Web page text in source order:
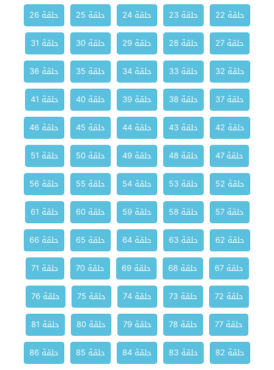
حلقة 22
حلقة 23 حلقة 24 حلقة 25
حلقة 26
حلقة 27
حلقة 28 حلقة 29 حلقة 30
حلقة 31
حلقة 32
حلقة 33 حلقة 34 حلقة 35
حلقة 36
حلقة 37
حلقة 38 حلقة 39 حلقة 40
حلقة 41
حلقة 42
حلقة 43 حلقة 44 حلقة 45
حلقة 46
حلقة 47
حلقة 48 حلقة 49 حلقة 50
حلقة 51
حلقة 52
حلقة 53 حلقة 54 حلقة 55
حلقة 56
حلقة 57
حلقة 58 حلقة 59 حلقة 60
حلقة 61
حلقة 62
حلقة 63 حلقة 64 حلقة 65
حلقة 66
حلقة 67
حلقة 68 حلقة 69 حلقة 70
حلقة 71
حلقة 72
حلقة 73 حلقة 74 حلقة 75
حلقة 76
حلقة 77
حلقة 78 حلقة 79 حلقة 80
حلقة 81
حلقة 82
حلقة 83 حلقة 84 حلقة 85 حلقة 86